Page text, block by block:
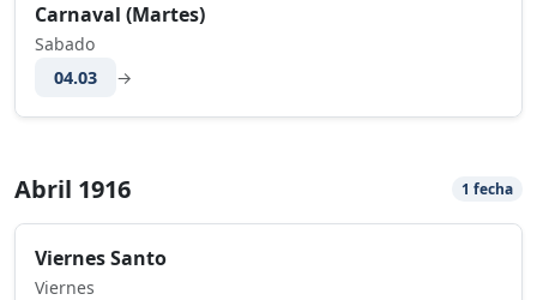
Carnaval (Martes)
Sabado
04.03
→
Abril 1916 1 fecha
Viernes Santo
Viernes